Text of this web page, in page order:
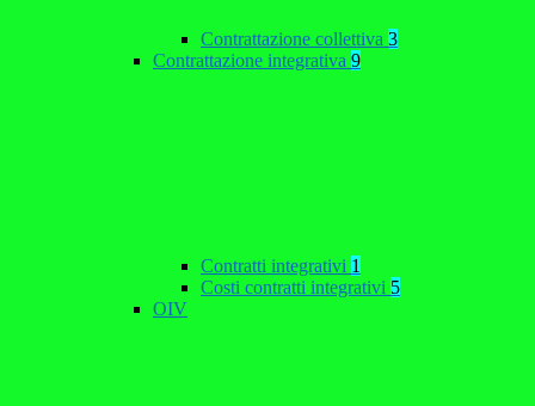
Contrattazione collettiva 3
Contrattazione integrativa 9
Contratti integrativi 1
Costi contratti integrativi 5
OIV